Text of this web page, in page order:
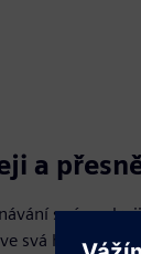
a
s více
svá